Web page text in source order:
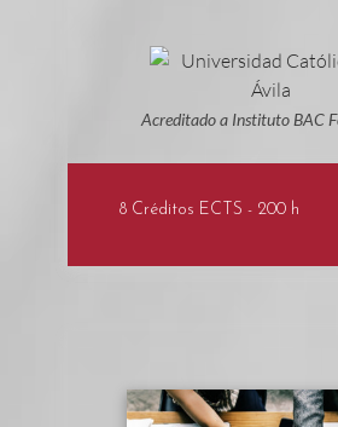
Acreditado a Instituto BAC
8 Créditos ECTS - 200 h